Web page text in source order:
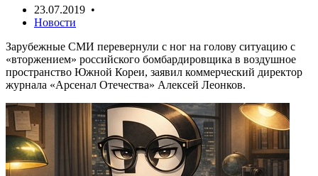
23.07.2019 •
Новости
Зарубежные СМИ перевернули с ног на голову ситуацию с
«вторжением» российского бомбардировщика в воздушное
пространство Южной Кореи, заявил коммерческий директор
журнала «Арсенал Отечества» Алексей Леонков.